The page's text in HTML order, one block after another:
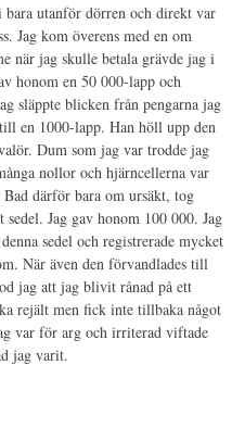
utanför dörren och direkt var
Jag kom överens med en om
när jag skulle betala grävde jag i
honom en 50 000-lapp och
släppte blicken från pengarna jag
en 1000-lapp. Han höll upp den
Dum som jag var trodde jag
nollor och hjärncellerna var
därför bara om ursäkt, tog
Jag gav honom 100 000. Jag
sedel och registrerade mycket
När även den förvandlades till
jag att jag blivit rånad på ett
rejält men fick inte tillbaka något
var för arg och irriterad viftade
jag varit.